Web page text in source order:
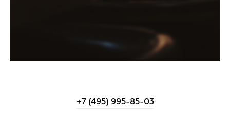
+7 (495) 995-85-03